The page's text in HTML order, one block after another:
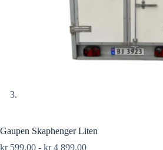
Gaupen Skaphenger Liten
kr599.00 - kr4 899.00